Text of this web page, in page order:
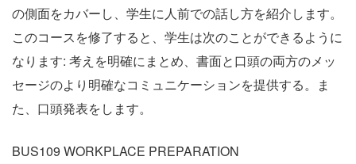
の側面をカバーし、学生に人前での話し方を紹介します。
このコースを修了すると、学生は次のことができるように
なります: 考えを明確にまとめ、書面と口頭の両方のメッ
セージのより明確なコミュニケーションを提供する。ま
た、口頭発表をします。
BUS109 WORKPLACE PREPARATION